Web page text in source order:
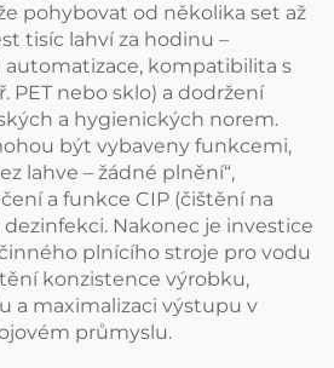
pohybovat od několika set až
tisíc lahví za hodinu –
automatizace, kompatibilita s
PET nebo sklo) a dodržení
a hygienických norem.
být vybaveny funkcemi,
lahve – žádné plnění“,
a funkce CIP (čištění na
Nakonec je investice
plnícího stroje pro vodu
konzistence výrobku,
a maximalizaci výstupu v
průmyslu.